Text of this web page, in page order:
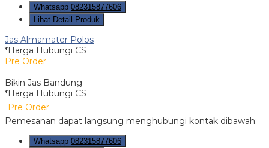
Whatsapp 082315877606
Lihat Detail Produk
Jas Almamater Polos
*Harga Hubungi CS
Pre Order
Bikin Jas Bandung
*Harga Hubungi CS
Pre Order
Pemesanan dapat langsung menghubungi kontak dibawah:
Whatsapp 082315877606